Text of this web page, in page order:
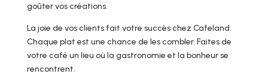
goûter vos créations.
La joie de vos clients fait votre succès chez Cafeland.
Chaque plat est une chance de les combler. Faites de
votre café un lieu où la gastronomie et la bonheur se
rencontrent.